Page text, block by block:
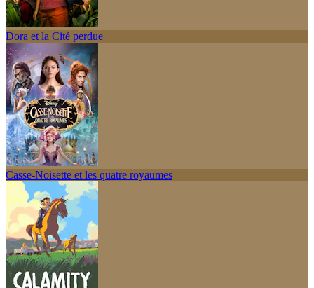
Dora et la Cité perdue
Casse-Noisette et les quatre royaumes